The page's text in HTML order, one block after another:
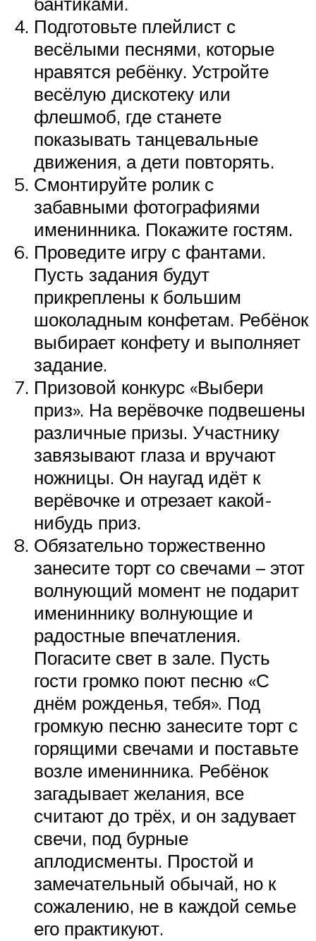
Подготовьте плейлист с
весёлыми песнями, которые
нравятся ребёнку. Устройте
весёлую дискотеку или
флешмоб, где станете
показывать танцевальные
движения, а дети повторять.
Смонтируйте ролик с
забавными фотографиями
именинника. Покажите гостям.
Проведите игру с фантами.
Пусть задания будут
прикреплены к большим
шоколадным конфетам. Ребёнок
выбирает конфету и выполняет
задание.
Призовой конкурс «Выбери
приз». На верёвочке подвешены
различные призы. Участнику
завязывают глаза и вручают
ножницы. Он наугад идёт к
верёвочке и отрезает какой-
нибудь приз.
Обязательно торжественно
занесите торт со свечами – этот
волнующий момент не подарит
имениннику волнующие и
радостные впечатления.
Погасите свет в зале. Пусть
гости громко поют песню «С
днём рожденья, тебя». Под
громкую песню занесите торт с
горящими свечами и поставьте
возле именинника. Ребёнок
загадывает желания, все
считают до трёх, и он задувает
свечи, под бурные
аплодисменты. Простой и
замечательный обычай, но к
сожалению, не в каждой семье
его практикуют.